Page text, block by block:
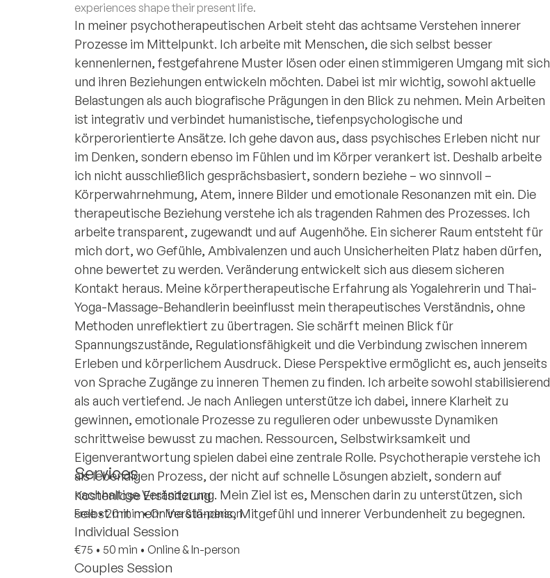
experiences shape their present life.
In meiner psychotherapeutischen Arbeit steht das achtsame Verstehen innerer
Prozesse im Mittelpunkt. Ich arbeite mit Menschen, die sich selbst besser
kennenlernen, festgefahrene Muster lösen oder einen stimmigeren Umgang mit sich
und ihren Beziehungen entwickeln möchten. Dabei ist mir wichtig, sowohl aktuelle
Belastungen als auch biografische Prägungen in den Blick zu nehmen. Mein Arbeiten
ist integrativ und verbindet humanistische, tiefenpsychologische und
körperorientierte Ansätze. Ich gehe davon aus, dass psychisches Erleben nicht nur
im Denken, sondern ebenso im Fühlen und im Körper verankert ist. Deshalb arbeite
ich nicht ausschließlich gesprächsbasiert, sondern beziehe – wo sinnvoll –
Körperwahrnehmung, Atem, innere Bilder und emotionale Resonanzen mit ein. Die
therapeutische Beziehung verstehe ich als tragenden Rahmen des Prozesses. Ich
arbeite transparent, zugewandt und auf Augenhöhe. Ein sicherer Raum entsteht für
mich dort, wo Gefühle, Ambivalenzen und auch Unsicherheiten Platz haben dürfen,
ohne bewertet zu werden. Veränderung entwickelt sich aus diesem sicheren
Kontakt heraus. Meine körpertherapeutische Erfahrung als Yogalehrerin und Thai-
Yoga-Massage-Behandlerin beeinflusst mein therapeutisches Verständnis, ohne
Methoden unreflektiert zu übertragen. Sie schärft meinen Blick für
Spannungszustände, Regulationsfähigkeit und die Verbindung zwischen innerem
Erleben und körperlichem Ausdruck. Diese Perspektive ermöglicht es, auch jenseits
von Sprache Zugänge zu inneren Themen zu finden. Ich arbeite sowohl stabilisierend
als auch vertiefend. Je nach Anliegen unterstütze ich dabei, innere Klarheit zu
gewinnen, emotionale Prozesse zu regulieren oder unbewusste Dynamiken
schrittweise bewusst zu machen. Ressourcen, Selbstwirksamkeit und
Eigenverantwortung spielen dabei eine zentrale Rolle. Psychotherapie verstehe ich
als lebendigen Prozess, der nicht auf schnelle Lösungen abzielt, sondern auf
nachhaltige Veränderung. Mein Ziel ist es, Menschen darin zu unterstützen, sich
selbst mit mehr Verständnis, Mitgefühl und innerer Verbundenheit zu begegnen.
Services
Kostenlose Erstsitzung
Free•20 min•Online & In-person
Individual Session
€75 • 50 min • Online & In-person
Couples Session